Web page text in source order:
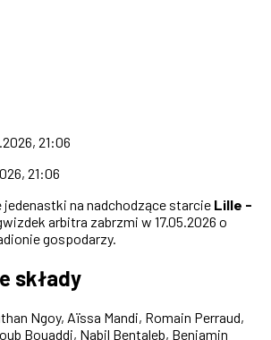
21:06
21:06
na nadchodzące starcie Lille -
arbitra zabrzmi w 17.05.2026 o
gospodarzy.
składy
Ngoy, Aïssa Mandi, Romain Perraud,
Bouaddi, Nabil Bentaleb, Benjamin